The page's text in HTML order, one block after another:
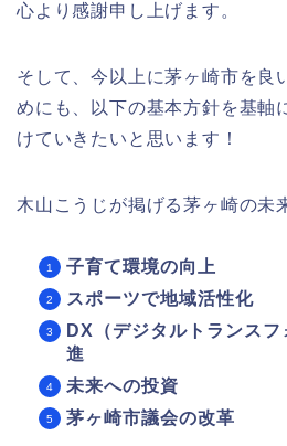
心より感謝申し上げます。
そして、今以上に茅ヶ崎市を良
めにも、以下の基本方針を基軸
けていきたいと思います！
木山こうじが掲げる茅ヶ崎の未
子育て環境の向上
スポーツで地域活性化
DX（デジタルトランス
進
未来への投資
茅ヶ崎市議会の改革